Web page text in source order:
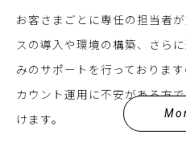
お客さまごとに専任の担当者
スの導入や環境の構築、さら
みのサポートを行っておりま
カウント運用に不安がある方
けます。